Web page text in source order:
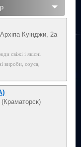
Куінджи, 2а
свіжі і якісні
вироби, соуса,